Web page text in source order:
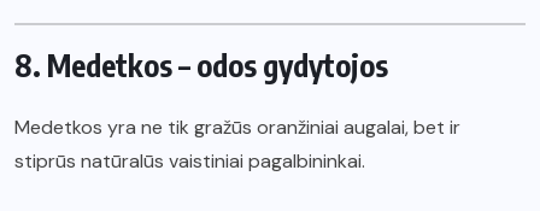
8. Medetkos – odos gydytojos
Medetkos yra ne tik gražūs oranžiniai augalai, bet ir
stiprūs natūralūs vaistiniai pagalbininkai.